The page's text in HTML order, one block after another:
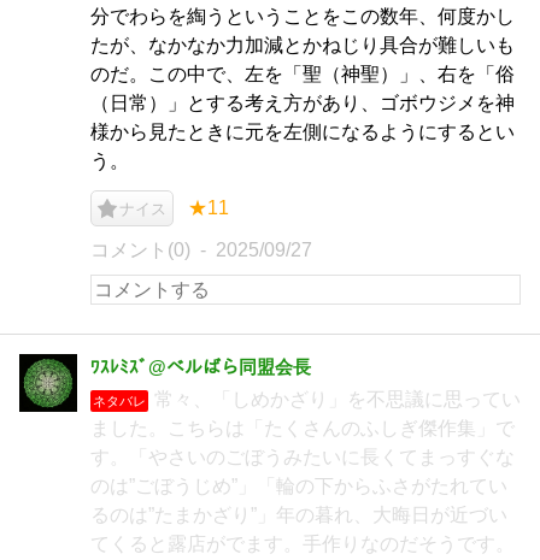
分でわらを綯うということをこの数年、何度かし
たが、なかなか力加減とかねじり具合が難しいも
のだ。この中で、左を「聖（神聖）」、右を「俗
（日常）」とする考え方があり、ゴボウジメを神
様から見たときに元を左側になるようにするとい
う。
ナイス ★11
コメント(0) 2025/09/27
ﾜｽﾚﾐｽﾞ@ベルばら同盟会長
ネタバレ
常々、「しめかざり」を不思議に思ってい
ました。こちらは「たくさんのふしぎ傑作集」で
す。「やさいのごぼうみたいに長くてまっすぐな
のは”ごぼうじめ”」「輪の下からふさがたれてい
るのは”たまかざり”」年の暮れ、大晦日が近づい
てくると露店がでます。手作りなのだそうです。